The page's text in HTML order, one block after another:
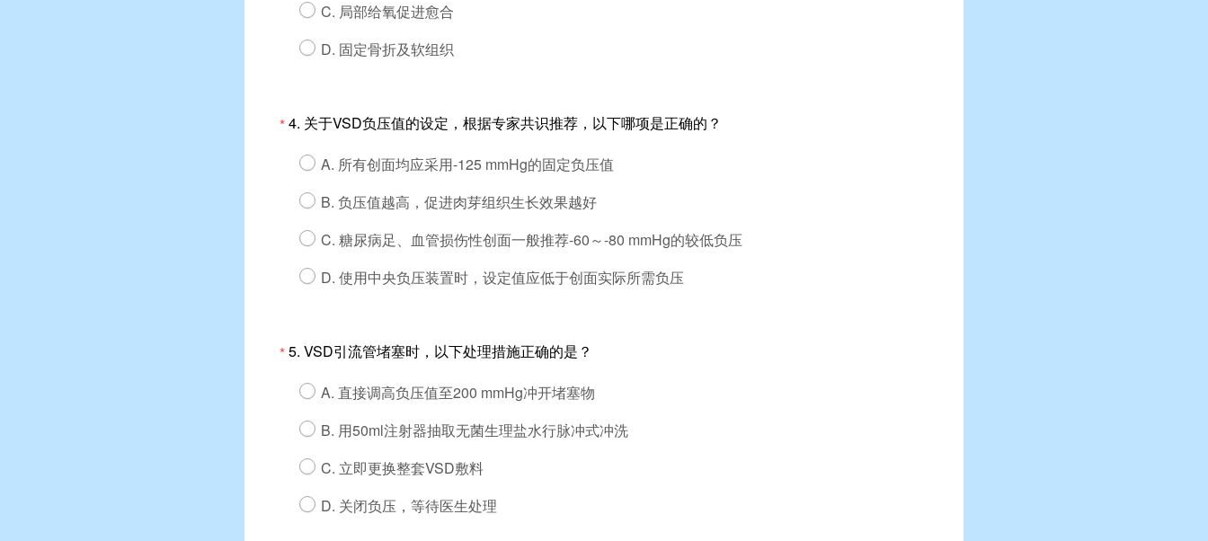
C. 局部给氧促进愈合
D. 固定骨折及软组织
*4. 关于VSD负压值的设定，根据专家共识推荐，以下哪项是正确的？
A. 所有创面均应采用-125 mmHg的固定负压值
B. 负压值越高，促进肉芽组织生长效果越好
C. 糖尿病足、血管损伤性创面一般推荐-60～-80 mmHg的较低负压
D. 使用中央负压装置时，设定值应低于创面实际所需负压
*5. VSD引流管堵塞时，以下处理措施正确的是？
A. 直接调高负压值至200 mmHg冲开堵塞物
B. 用50ml注射器抽取无菌生理盐水行脉冲式冲洗
C. 立即更换整套VSD敷料
D. 关闭负压，等待医生处理